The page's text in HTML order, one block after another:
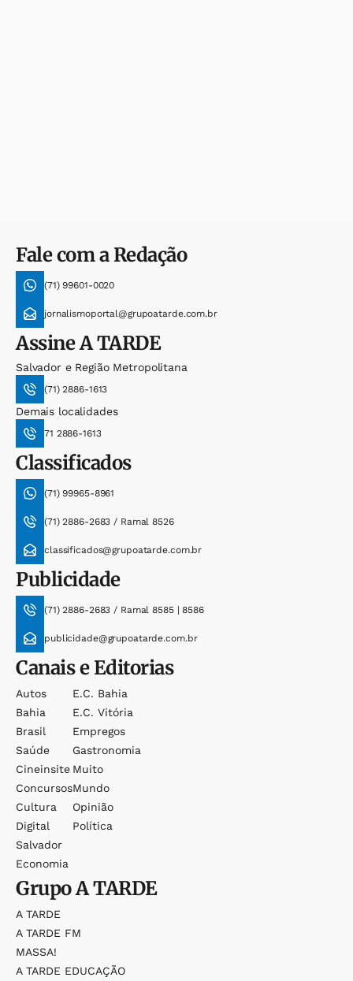
Fale com a Redação
(71) 99601-0020
jornalismoportal@grupoatarde.com.br
AssineA TARDE
Salvador e Região Metropolitana
(71) 2886-1613
Demais localidades
71 2886-1613
Classificados
(71) 99965-8961
(71) 2886-2683 / Ramal 8526
classificados@grupoatarde.com.br
Publicidade
(71) 2886-2683 / Ramal 8585 | 8586
publicidade@grupoatarde.com.br
Canais e Editorias
Autos
Bahia
Brasil
Saúde
Cineinsite
Concursos
Cultura
Digital
Salvador
Economia
E.c. Bahia
E.c. Vitória
Empregos
Gastronomia
Muito
Mundo
Opinião
Política
GrupoA TARDE
A TARDE
A TARDE FM
MASSA!
A TARDE EDUCAÇÃO